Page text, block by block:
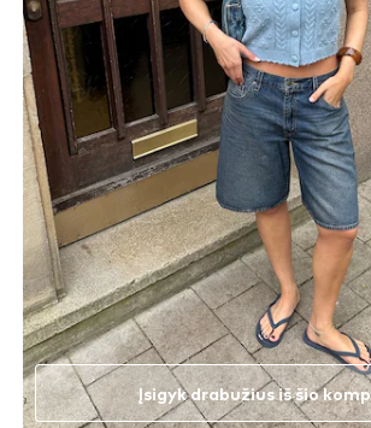
Įsigyk drabužius iš šio